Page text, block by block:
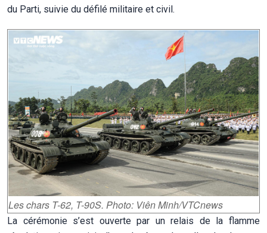
du Parti, suivie du défilé militaire et civil.
Les chars T-62, T-90S. Photo: Viên Minh/VTCnews
La cérémonie s’est ouverte par un relais de la flamme